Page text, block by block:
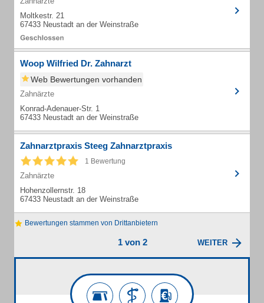
Moltkestr. 21
67433 Neustadt an der Weinstraße
Woop Wilfried Dr. Zahnarzt
Web Bewertungen vorhanden
Zahnärzte
Konrad-Adenauer-Str. 1
67433 Neustadt an der Weinstraße
Zahnarztpraxis Steeg Zahnarztpraxis
1 Bewertung
Zahnärzte
Hohenzollernstr. 18
67433 Neustadt an der Weinstraße
Bewertungen stammen von Drittanbietern
1 von 2 WEITER